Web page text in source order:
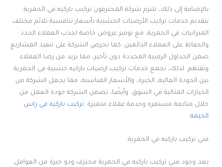
بالإضافة إلى ذلك، تلتزم شركة المحترفون تركيب باركيه في الحمرية
بتقديم خدمات تركيب الأرضيات الخشبية بأسعار تنافسية تلائم مختلف
الميزانيات في الحمرية، مع توفير عروض خاصة لجذب العملاء الجدد
والحفاظ على العملاء الدائمين. كما تحرص الشركة على تنفيذ المشاريع
ضمن الجداول الزمنية المحددة دون تأخير، مما يزيد من رضا العملاء
وثقتهم. لذلك، تجمع خدمات تركيب ارضيات باركيه خشبية في الحمرية
بين الجودة العالية، الخبرة، والأسعار المناسبة، مما يجعل الشركة من
الخيارات المثالية في السوق. وأيضًا، تضمن الشركة جودة العمل من
خلال متابعة مستمرة وخدمة عملاء متميزة. تركيب باركيه في راس
الخيمة
فني تركيب باركيه في الحمرية
يعد وجود فني تركيب باركيه في الحمرية محترف وذو خبرة من العوامل